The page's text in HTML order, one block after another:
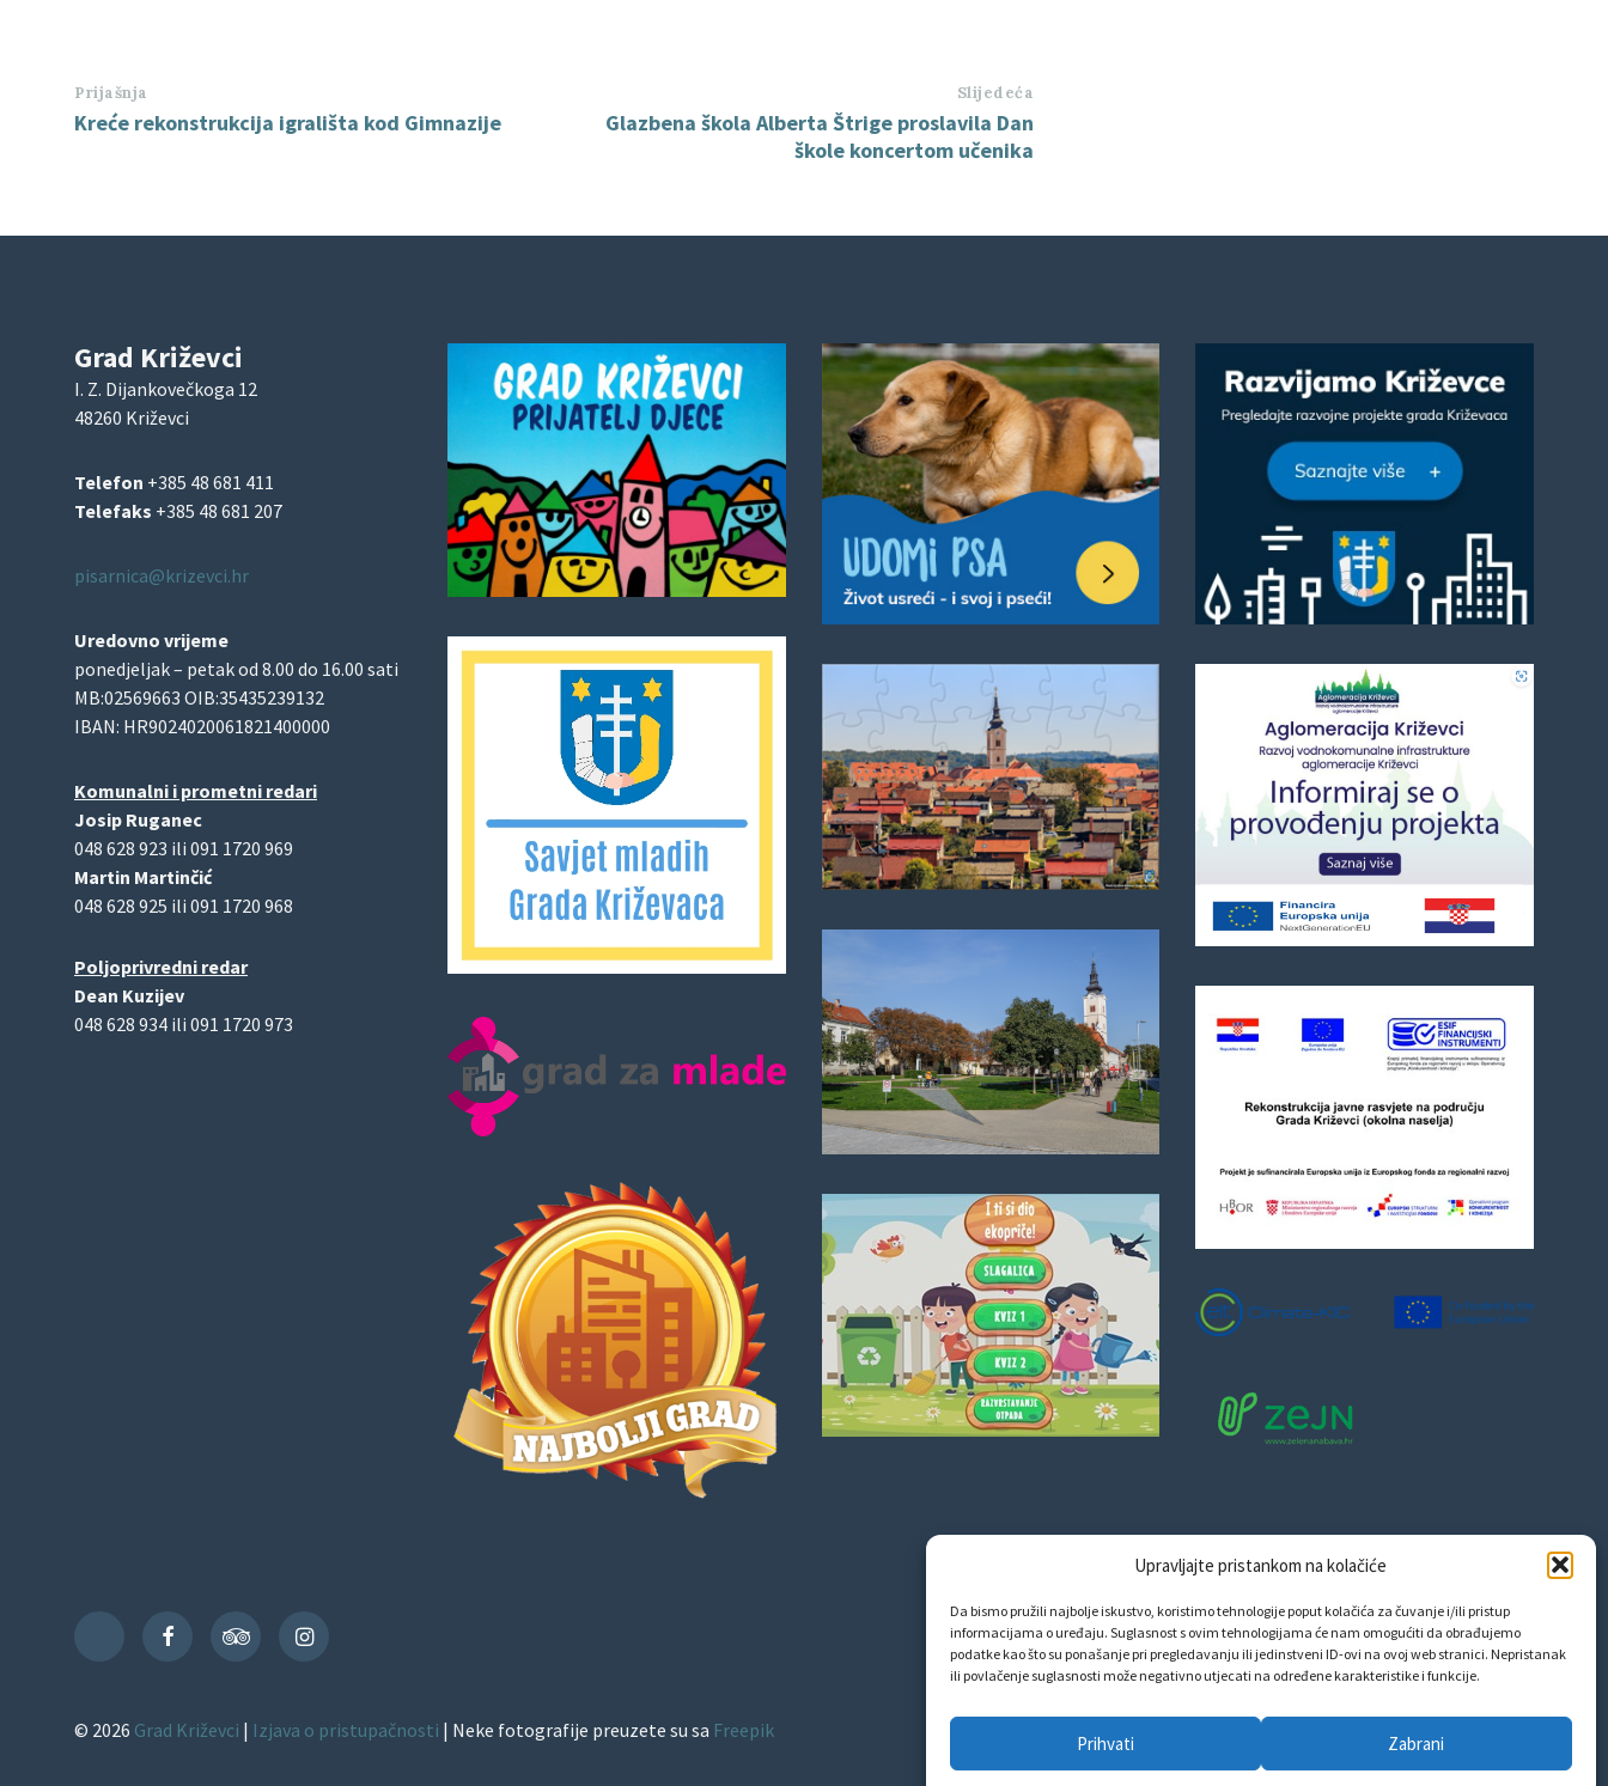
Upravljajte pristankom na kolačiće
Da bismo pružili najbolje iskustvo, koristimo tehnologije poput kolačića za čuvanje i/ili pristup
informacijama o uređaju. Suglasnost s ovim tehnologijama će nam omogućiti da obrađujemo
podatke kao što su ponašanje pri pregledavanju ili jedinstveni ID-ovi na ovoj web stranici. Nepristanak
ili povlačenje suglasnosti može negativno utjecati na određene karakteristike i funkcije.
Prihvati Zabrani
Prijašnja
Kreće rekonstrukcija igrališta kod Gimnazije
Slijedeća
Glazbena škola Alberta Štrige proslavila Dan
škole koncertom učenika
Grad Križevci
I. Z. Dijankovečkoga 12
48260 Križevci
Telefon +385 48 681 411
Telefaks +385 48 681 207
pisarnica@krizevci.hr
Uredovno vrijeme
ponedjeljak – petak od 8.00 do 16.00 sati
MB:02569663 OIB:35435239132
IBAN: HR9024020061821400000
Komunalni i prometni redari
Josip Ruganec
048 628 923 ili 091 1720 969
Martin Martinčić
048 628 925 ili 091 1720 968
Poljoprivredni redar
Dean Kuzijev
048 628 934 ili 091 1720 973
TikTok
FacebookTripAdvisorInstagram
© 2026 Grad Križevci | Izjava o pristupačnosti | Neke fotografije preuzete su sa Freepik